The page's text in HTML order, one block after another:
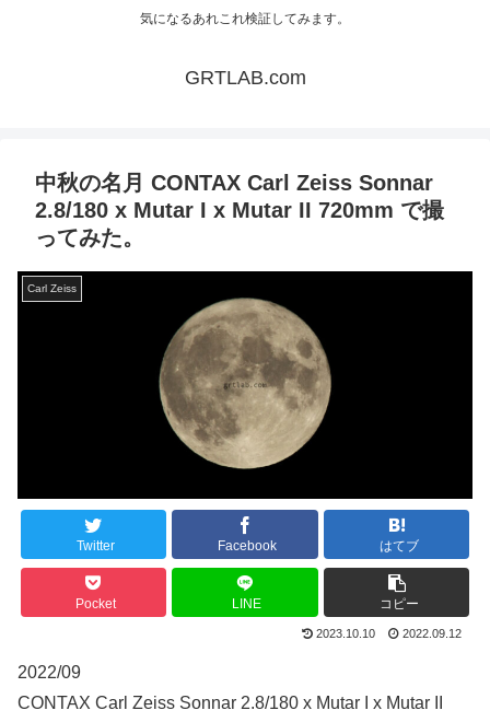
気になるあれこれ検証してみます。
GRTLAB.com
中秋の名月 CONTAX Carl Zeiss Sonnar
2.8/180 x Mutar I x Mutar II 720mm で撮
ってみた。
Carl Zeiss
Twitter Facebook はてブ
Pocket LINE コピー
2023.10.10 2022.09.12
2022/09
CONTAX Carl Zeiss Sonnar 2.8/180 x Mutar I x Mutar II